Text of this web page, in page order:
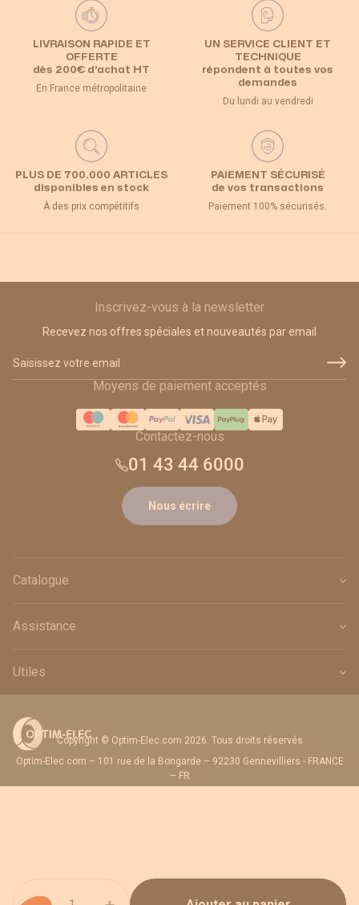
LIVRAISON RAPIDE ET
OFFERTE
dès 200€ d’achat HT
En France métropolitaine
UN SERVICE CLIENT ET
TECHNIQUE
répondent à toutes vos
demandes
Du lundi au vendredi
PLUS DE 700.000 ARTICLES
disponibles en stock
À des prix compétitifs
PAIEMENT SÉCURISÉ
de vos transactions
Paiement 100% sécurisés.
Inscrivez-vous à la newsletter
Recevez nos offres spéciales et nouveautés par email
Moyens de paiement acceptés
Contactez-nous
01 43 44 6000
Nous écrire
Catalogue
Assistance
Utiles
Copyright © Optim-Elec.com 2026. Tous droits réservés
Optim-Elec.com – 101 rue de la Bongarde – 92230 Gennevilliers - FRANCE
– FR